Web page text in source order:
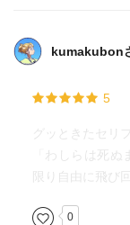
kumakubon
5
グッときたセリフ
「わしらは死
限り自由に飛び
0